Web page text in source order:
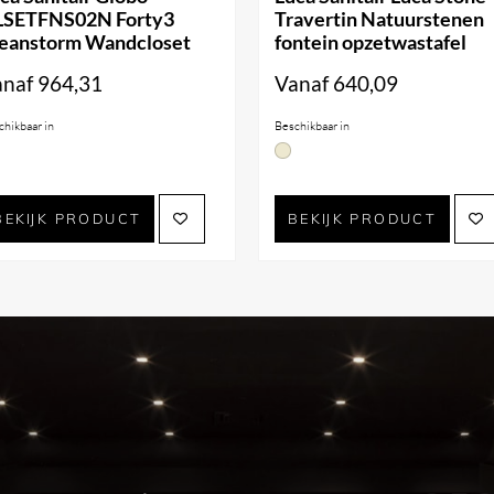
spoelfunctie
Forty3
Wandcloset
964,31
in
PRODUCT
Travertin Natuurstenen
fontein opzetwastafel
Vanaf640,09
Beschikbaar in
BEKIJK PRODUCT